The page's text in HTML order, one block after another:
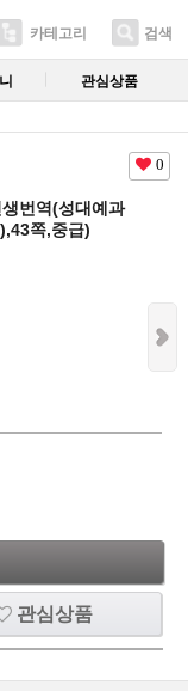
카테고리 검색
관심상품
0
번역(성대예과
쪽,중급)
관심상품